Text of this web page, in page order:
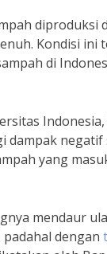
diproduksi
Kondisi ini
di
dampak negatif
yang
mendaur
dengan